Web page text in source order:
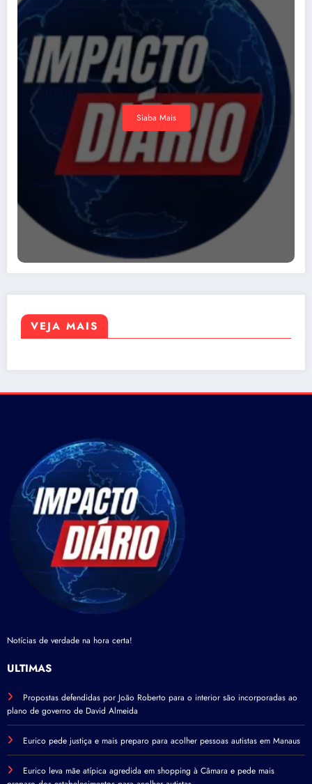
Siaba Mais
VEJA MAIS
Notícias de verdade na hora certa!
ÚLTIMAS
Propostas defendidas por João Roberto para o interior são incorporadas ao
plano de governo de David Almeida
Eurico pede justiça e mais preparo para acolher pessoas autistas em Manaus
Eurico leva mãe atípica agredida em shopping à Câmara e pede mais